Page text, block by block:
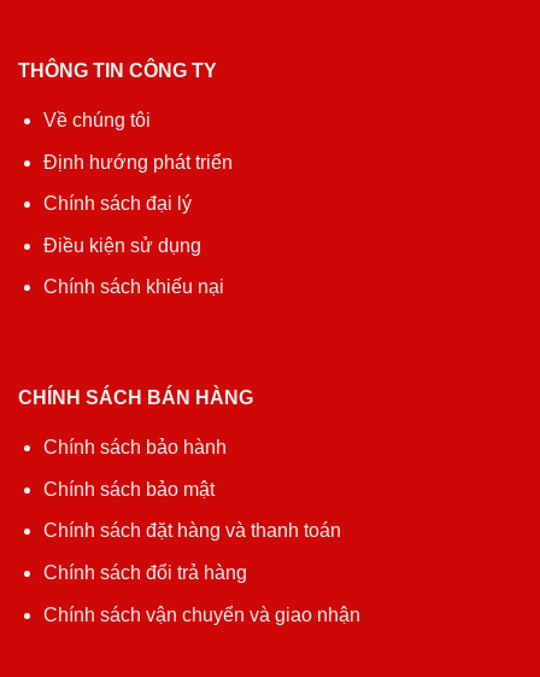
THÔNG TIN CÔNG TY
Về chúng tôi
Định hướng phát triển
Chính sách đại lý
Điều kiện sử dụng
Chính sách khiếu nại
CHÍNH SÁCH BÁN HÀNG
Chính sách bảo hành
Chính sách bảo mật
Chính sách đặt hàng và thanh toán
Chính sách đổi trả hàng
Chính sách vận chuyển và giao nhận